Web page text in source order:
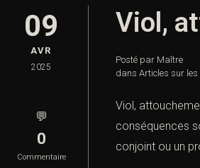
09
AVR
2025
💬
0
Commentaire
Viol,
Posté par Maître
dans Articles sur
Viol,
conséquences
conjoint ou un